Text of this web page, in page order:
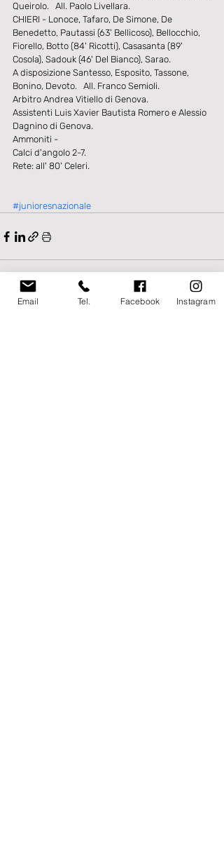
Queirolo.   All. Paolo Livellara.
CHIERI - Lonoce, Tafaro, De Simone, De
Benedetto, Pautassi (63' Bellicoso), Bellocchio,
Fiorello, Botto (84' Ricotti), Casasanta (89'
Cosola), Sadouk (46' Del Bianco), Sarao.
A disposizione Santesso, Esposito, Tassone,
Bonino, Devoto.   All. Franco Semioli.
Arbitro Andrea Vitiello di Genova.
Assistenti Luis Xavier Bautista Romero e Alessio
Dagnino di Genova.
Ammoniti -
Calci d'angolo 2-7.
Rete: all' 80' Celeri.
#junioresnazionale
Email Tel. Facebook Instagram